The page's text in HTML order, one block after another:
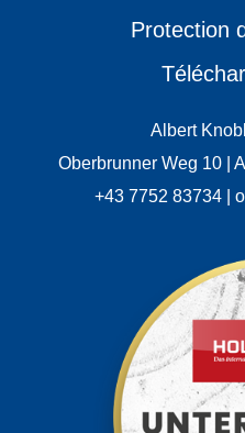
Protection
Albert
Oberbrunner Weg 10 |
+43 7752 83734 |